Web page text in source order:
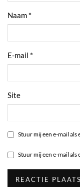
Naam *
E-mail *
Site
Stuur mij een e-mail als
Stuur mij een e-mail als